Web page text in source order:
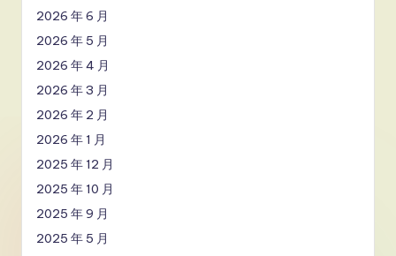
2026 年 6 月
2026 年 5 月
2026 年 4 月
2026 年 3 月
2026 年 2 月
2026 年 1 月
2025 年 12 月
2025 年 10 月
2025 年 9 月
2025 年 5 月